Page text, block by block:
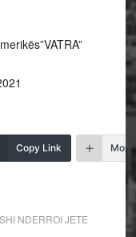
Copy Link More
NDERROI JETE